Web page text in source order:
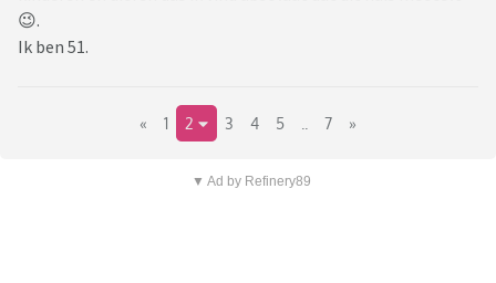
😉.
Ik ben 51.
« 1 2 3 4 5 7 »
▼ Ad by Refinery89